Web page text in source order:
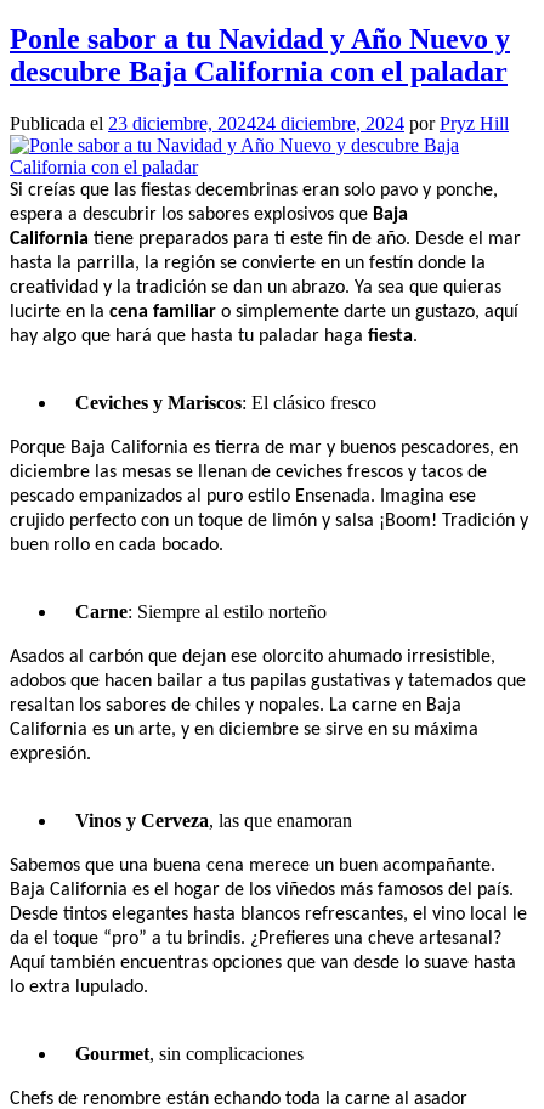
Ponle sabor a tu Navidad y Año Nuevo y
descubre Baja California con el paladar
Publicada el 23 diciembre, 202424 diciembre, 2024 porPryz Hill
Si creías que las fiestas decembrinas eran solo pavo y ponche,
espera a descubrir los sabores explosivos que Baja
California tiene preparados para ti este fin de año. Desde el mar
hasta la parrilla, la región se convierte en un festín donde la
creatividad y la tradición se dan un abrazo. Ya sea que quieras
lucirte en la cena familiar o simplemente darte un gustazo, aquí
hay algo que hará que hasta tu paladar haga fiesta.
Ceviches y Mariscos: El clásico fresco
Porque Baja California es tierra de mar y buenos pescadores, en
diciembre las mesas se llenan de ceviches frescos y tacos de
pescado empanizados al puro estilo Ensenada. Imagina ese
crujido perfecto con un toque de limón y salsa ¡Boom! Tradición y
buen rollo en cada bocado.
Carne: Siempre al estilo norteño
Asados al carbón que dejan ese olorcito ahumado irresistible,
adobos que hacen bailar a tus papilas gustativas y tatemados que
resaltan los sabores de chiles y nopales. La carne en Baja
California es un arte, y en diciembre se sirve en su máxima
expresión.
Vinos y Cerveza, las que enamoran
Sabemos que una buena cena merece un buen acompañante.
Baja California es el hogar de los viñedos más famosos del país.
Desde tintos elegantes hasta blancos refrescantes, el vino local le
da el toque “pro” a tu brindis. ¿Prefieres una cheve artesanal?
Aquí también encuentras opciones que van desde lo suave hasta
lo extra lupulado.
Gourmet, sin complicaciones
Chefs de renombre están echando toda la carne al asador